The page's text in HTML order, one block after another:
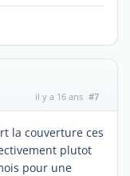
il y a 16 ans #7
la couverture ces
plutot
pour une